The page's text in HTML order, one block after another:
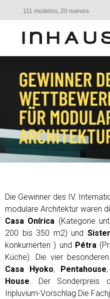
111 modelos, 20 nuevos
Die Gewinner des IV.
modulare Architektur waren
Casa Onírica (Kategorie
200 bis 350 m2) und
konkurrierten ) und Pétra
Küche). Die vier
Casa Hyoko, Pentahouse,
House. Der Sonderpreis
Inpluvium-Vorschlag.Die